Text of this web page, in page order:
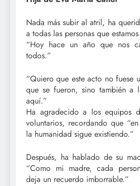
Nada más subir al atril, ha
a todas las personas que
“Hoy hace un año que nos
todos.”
“Quiero que este acto no fuese
que se fueron, sino también a
aquí.”
Ha agradecido a los equipos
voluntarios, recordando que
la humanidad sigue existiendo.”
Después, ha hablado de su
“Como mi madre, cada
deja un recuerdo imborrable.”